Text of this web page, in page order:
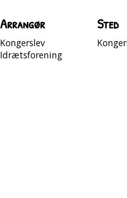
Arrangør
Kongerslev
Idrætsforening
Sted